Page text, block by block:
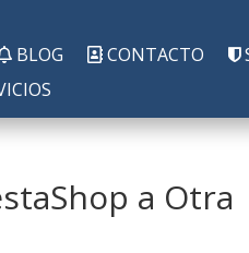
BLOG CONTACTO
a Otra